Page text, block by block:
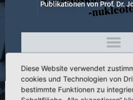
Diese Website verwendet
cookies und Technologien von
bestimmte Funktionen zu